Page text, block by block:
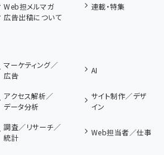
Web担メルマガ
連載・特集
広告出稿について
マーケティング／
広告
AI
アクセス解析／
データ分析
サイト制作／デザ
イン
調査／リサーチ／
統計
Web担当者／仕事